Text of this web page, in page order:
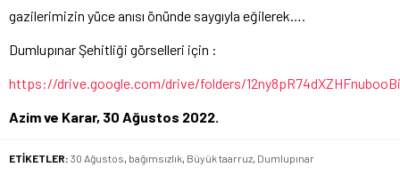
gazilerimizin yüce anısı önünde saygıyla eğilerek….
Dumlupınar Şehitliği görselleri için :
https://drive.google.com/drive/folders/
Azim ve Karar, 30 Ağustos 2022.
ETİKETLER: 30 Ağustos bağımsızlık Büyük taarruz Dumlupınar